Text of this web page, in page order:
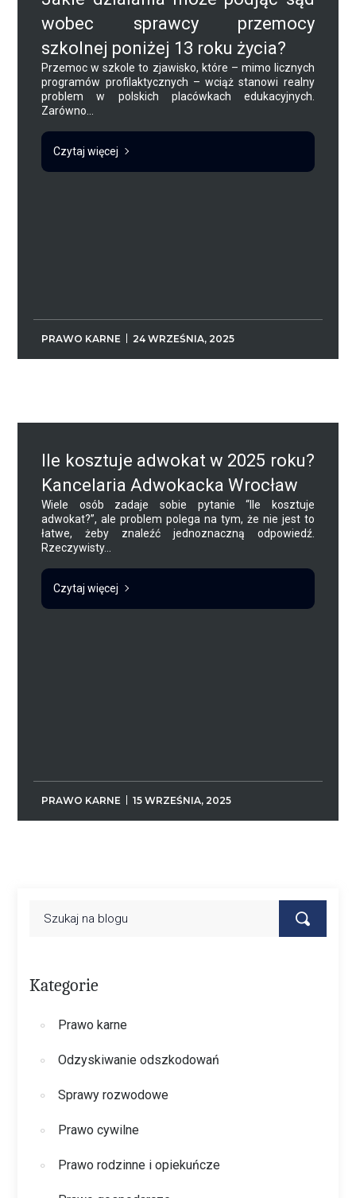
wobec sprawcy przemocy
szkolnej poniżej 13 roku życia?
Przemoc w szkole to zjawisko, które – mimo licznych
programów profilaktycznych – wciąż stanowi realny
problem w polskich placówkach edukacyjnych.
Zarówno...
Czytaj więcej
PRAWO KARNE 24 WRZEŚNIA, 2025
Ile kosztuje adwokat w 2025 roku?
Kancelaria Adwokacka Wrocław
Wiele osób zadaje sobie pytanie “Ile kosztuje
adwokat?”, ale problem polega na tym, że nie jest to
łatwe, żeby znaleźć jednoznaczną odpowiedź.
Rzeczywisty...
Czytaj więcej
PRAWO KARNE 15 WRZEŚNIA, 2025
Kategorie
Prawo karne
Odzyskiwanie odszkodowań
Sprawy rozwodowe
Prawo cywilne
Prawo rodzinne i opiekuńcze